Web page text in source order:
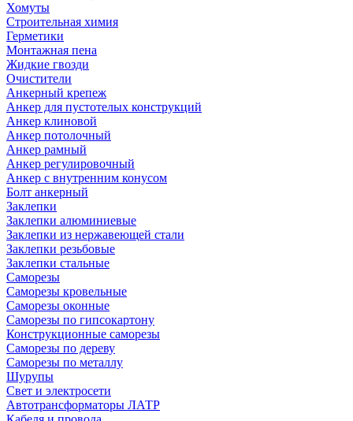
Хомуты
Строительная химия
Герметики
Монтажная пена
Жидкие гвозди
Очистители
Анкерный крепеж
Анкер для пустотелых конструкций
Анкер клиновой
Анкер потолочный
Анкер рамный
Анкер регулировочный
Анкер с внутренним конусом
Болт анкерный
Заклепки
Заклепки алюминиевые
Заклепки из нержавеющей стали
Заклепки резьбовые
Заклепки стальные
Саморезы
Саморезы кровельные
Саморезы оконные
Саморезы по гипсокартону
Конструкционные саморезы
Саморезы по дереву
Саморезы по металлу
Шурупы
Свет и электросети
Автотрансформаторы ЛАТР